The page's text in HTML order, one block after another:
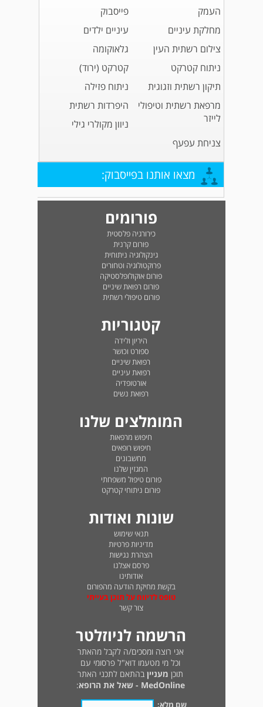
העמק
פייסבוק
מחלקת עיניים
עיניים ילדים
צילום רשתית העין
גלאוקומה
ניתוח קטרקט
קטרקט (ירוד)
תיקון רשתית וזגוגית
ניתוח פזילה
מרפאת רשתית וטיפולי
לייזר
היפרדות רשתית
ניוון מקולרי גילי
צניחת עפעף
מצאו אותנו בפייסבוק:
פורומים
כירורגיה פלסטית
פורום קרנית
גינקולוגיה ניתוחית
פרוקטולוגיה וטחורים
פורום אוקולופלסטיקה
פורום רפואת שיניים
פורום טיפולי רשתית
קטגוריות
היריון ולידה
ספורט וכושר
רפואת שיניים
רפואת עיניים
אורטופדיה
רפואת נשים
המומלצים שלנו
חיפוש מרפאות
חיפוש רופאים
מחשבונים
המגזין שלנו
פורום טיפול משפחתי
פורום ניתוחי קטרקט
שונות ואודות
תנאי שימוש
מדיניות פרטיות
הצהרת נגישות
פרסם אצלנו
אודותינו
בקשת מחיקת הודעה מהפורום
טופס לדיווח על תוכן בעייתי
צור קשר
הרשמה לניוזלטר
אני רוצה ומסכים/ה לקבל מהאתר
וכל מי מטעמו דוא"ל פרסומי עם
תוכן מעניין בהתאם לתכני האתר
MedOnline - שאל את הרופא
:
שם מלא: